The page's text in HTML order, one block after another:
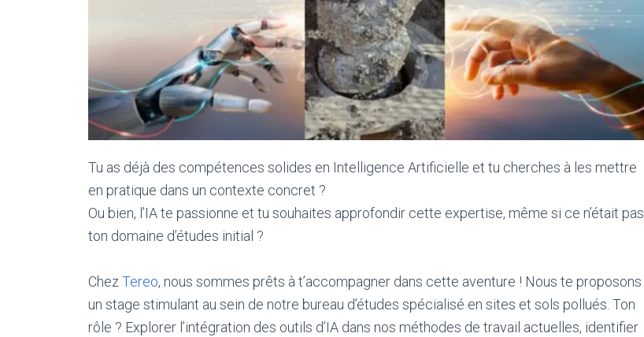
Tu as déjà des compétences solides en Intelligence Artificielle et tu cherches à les mettre
en pratique dans un contexte concret ?
Ou bien, l’IA te passionne et tu souhaites approfondir cette expertise, même si ce n’était pas
ton domaine d’études initial ?
Chez Tereo, nous sommes prêts à t’accompagner dans cette aventure ! Nous te proposons
un stage stimulant au sein de notre bureau d’études spécialisé en sites et sols pollués. Ton
rôle ? Explorer l’intégration des outils d’IA dans nos méthodes de travail actuelles, identifier